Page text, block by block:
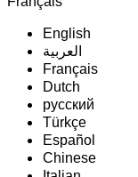
English
‏العربية‏
Français
Dutch
русский
Türkçe
Español
Chinese